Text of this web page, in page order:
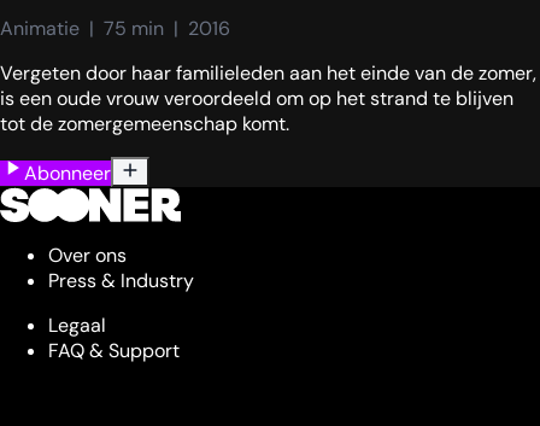
Animatie  |  75 min  |  2016
Vergeten door haar familieleden aan het einde van de zomer,
is een oude vrouw veroordeeld om op het strand te blijven
tot de zomergemeenschap komt.
Abonneer
Over ons
Press & Industry
Legaal
FAQ & Support